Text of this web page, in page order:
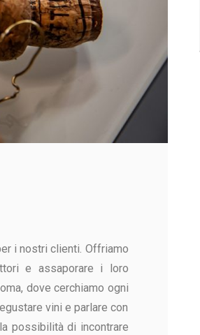
i nostri clienti. Offriamo
e assaporare i loro
dove cerchiamo ogni
vini e parlare con
possibilità di incontrare